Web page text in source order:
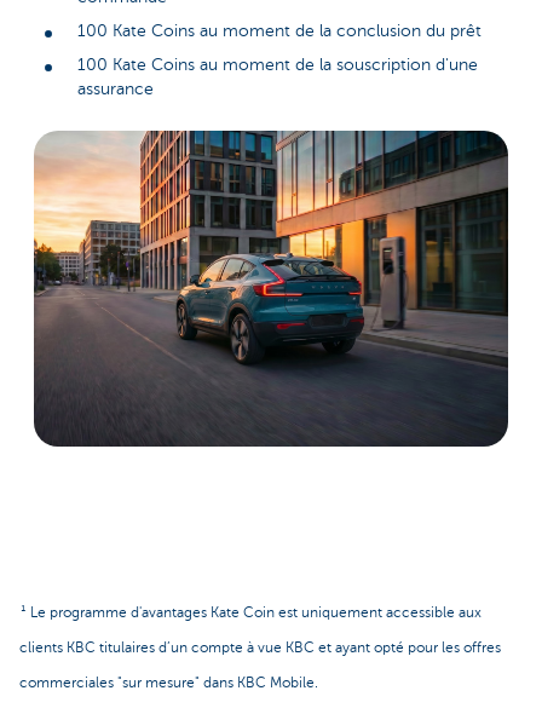
100 Kate Coins au moment de la conclusion du prêt
100 Kate Coins au moment de la souscription d'une
assurance
¹ Le programme d'avantages Kate Coin est uniquement accessible aux
clients KBC titulaires d’un compte à vue KBC et ayant opté pour les offres
commerciales "sur mesure" dans KBC Mobile.